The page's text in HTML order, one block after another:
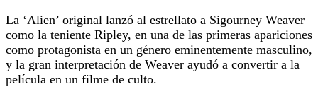
La ‘Alien’ original lanzó al estrellato a Sigourney Weaver
como la teniente Ripley, en una de las primeras apariciones
como protagonista en un género eminentemente masculino,
y la gran interpretación de Weaver ayudó a convertir a la
película en un filme de culto.